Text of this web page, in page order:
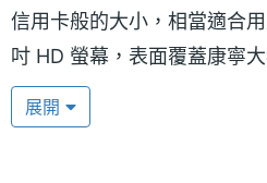
信用卡般的大小，相當適合
吋 HD 螢幕，表面覆蓋康寧
防水防塵等級，水下 5 公尺
水效果，給予手機極佳防護
展開